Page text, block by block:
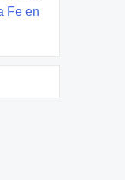
Fe en